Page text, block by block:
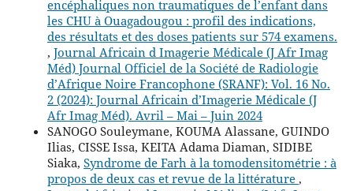
encéphaliques non traumatiques de l’enfant dans
les CHU à Ouagadougou : profil des indications,
des résultats et des doses patients sur 574 examens.
, Journal Africain d Imagerie Médicale (J Afr Imag
Méd) Journal Officiel de la Société de Radiologie
d’Afrique Noire Francophone (SRANF): Vol. 16 No.
2 (2024): Journal Africain d’Imagerie Médicale (J
Afr Imag Méd). Avril – Mai – Juin 2024
SANOGO Souleymane, KOUMA Alassane, GUINDO
Ilias, CISSE Issa, KEITA Adama Diaman, SIDIBE
Siaka, Syndrome de Farh à la tomodensitométrie : à
propos de deux cas et revue de la littérature ,